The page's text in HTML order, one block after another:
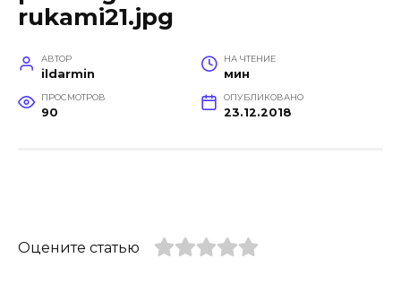
rukami21.jpg
АВТОР
ildarmin
НА ЧТЕНИЕ
мин
ПРОСМОТРОВ
90
ОПУБЛИКОВАНО
23.12.2018
Оцените статью